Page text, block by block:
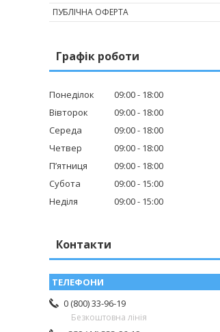
ПУБЛІЧНА ОФЕРТА
Графік роботи
Понеділок 09:00
18:00
Вівторок
09:00
18:00
Середа
09:00
18:00
Четвер
09:00
18:00
Пʼятниця
09:00
18:00
Субота
09:00
15:00
Неділя
09:00 15:00
Контакти
0 (800) 33-96-19
Безкоштовна лінія